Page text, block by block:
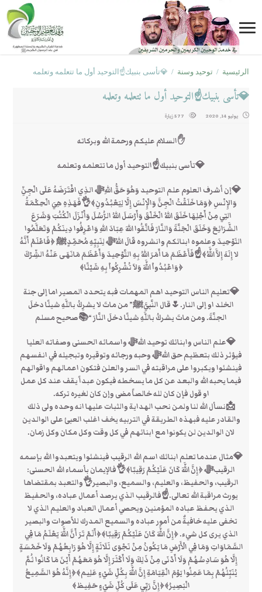
الرئيسية / توحيد وسنة / 💎تأسى بنبيك☝التوحيد أول ما تتعلمه وتعلمه
💎تأسى بنبيك☝التوحيد أول ما تتعلمه وتعلمه
يوليو 14, 2020 577 زيارة
✋السلام عليكم ورحمة الله وبركاته
💎تأسى بنبيك☝التوحيد أول ما تتعلمه وتعلمه
💎إن أشرف العلوم علم التوحيد وَهُوَ حَقُّ اللهِﷻ الذِي افْتَرَضَهُ عَلَى الْجِنِّ
وَالإِنْسِ ﴿وَمَا خَلَقْتُ الْجِنَّ وَالْإِنْسَ إِلَّا لِيَعْبُدُونِ﴾👌فَهَذِهِ هِيَ الْحِكْمَةُ
التِي مِنْ أَجْلِهَا خَلَقَ اللهُ الْخَلْقَ وَأَرْسَلَ اللهُ الرُّسُلَ وَأَنْزَلَ الْكُتُبَ وَشَرَعَ
الشَّرَائِعَ وَخَلَقَ الْجَنَّةَ وَالنَّارَ فَاتَّقُوا اللهَ عِبَادَ اللهِ وَاعْرِفُوا دِينَكُمْ وَتَعَلَّمُوا
التَوْحِيدَ وعلموه ابنائكم وانشروه قَالَ اللهُﷻ لِنَبِيِّهِ مُحَمِّدٍﷺ ﴿فَاعْلَمْ أَنَّهُ
لا إِلَهَ إِلاَّ اللَّهُ﴾☝فَأَعْظَمَ مَا أَمَرَ اللهُ بِهِ التَّوْحِيدَ وَأَعْظَمَ مَانَهَى عَنْهُ الشِّرْكَ
﴿وَاعْبُدُواْ اللَّهَ وَلاَ تُشْرِكُواْ بِهِ شَيْئًا﴾
💎تعليم الناس التوحيد اهم المهمات فبه يتحدد المصير اما إلى جنة
الخلد او إلى النار.🌷قال النَّبيَّﷺ” من ماتَ لا يشرِكُ باللَّهِ شيئًا دخلَ
الجنَّةَ. ومن ماتَ يشركُ باللَّهِ شيئًا دخلَ النَّارَ “📚صحيح مسلم
💎علم الناس وابنائك توحيد اللهﷻ واسمائه الحسنى وصفاته العليا
فيؤثر ذلك بتعظيم حق اللهﷻ وحبه ورجائه وتوقيره وتبجيله في انفسهم
فينشئوا ويكبروا على مراقبته في السر والعلن فتكون اعمالهم واقوالهم
فيما يحبه الله والبعد عن كل ما يسخطه فيكون عبداً يقف عند كل عمل
او قول فإن كان لله خالصاً مضى وإن كان لغيره تركه.
📩نسأل الله لنا ولمن نحب الهداية والثبات عليها انه وحده ولى ذلك
والقادر عليه فبهذه الطريقة في التربيه يخف اغلب العبئ على الوالدين
لان الوالدين لن يكونوا مع ابنائهم في كل وقت وكل مكان وكل زمان.
💎مثال عندما تعلم ابنائك اسم الله الرقيب فينشئوا ويتعبدوا الله بإسمه
الرقيبﷻ ﴿إِنَّ اللَّهَ كَانَ عَلَيْكُمْ رَقِيبًا﴾👌فالإيمان بأسماء الله الحسنى:
الرقيب، والحفيظ، والعليم، والسميع، والبصير👌والتعبد بمقتضاها
يورث مراقبة الله تعالى.☝فالرقيب الذي يرصد أعمال عباده، والحفيظ
الذي يحفظ عباده المؤمنين ويحصي أعمال العباد والعليم الذي لا
تخفى عليه خافيةٌ من أمور عباده والسميع المدرك للأصوات والبصير
الذي يرى كل شيء. ﴿إِنَّ اللَّهَ كَانَ عَلَيْكُمْ رَقِيبًا﴾﴿أَلَمْ تَرَ أَنَّ اللَّهَ يَعْلَمُ مَا فِي
السَّمَاوَاتِ وَمَا فِي الْأَرْضِ مَا يَكُونُ مِنْ نَجْوَى ثَلَاثَةٍ إِلَّا هُوَ رَابِعُهُمْ وَلَا خَمْسَةٍ
إِلَّا هُوَ سَادِسُهُمْ وَلَا أَدْنَى مِنْ ذَلِكَ وَلَا أَكْثَرَ إِلَّا هُوَ مَعَهُمْ أَيْنَ مَا كَانُوا ثُمَّ
يُنَبِّئُهُمْ بِمَا عَمِلُوا يَوْمَ الْقِيَامَةِ إِنَّ اللَّهَ بِكُلِّ شَيْءٍ عَلِيم﴾﴿إِنَّهُ هُوَ السَّمِيعُ
الْبَصِيرُ﴾﴿إِنَّ رَبِّي عَلَى كُلِّ شَيْءٍ حَفِيظ﴾